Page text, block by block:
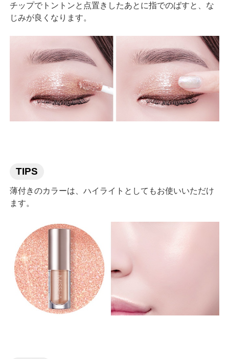
チップでトントンと点置きしたあとに指でのばすと、な
じみが良くなります。
TIPS
薄付きのカラーは、ハイライトとしてもお使いいただけ
ます。